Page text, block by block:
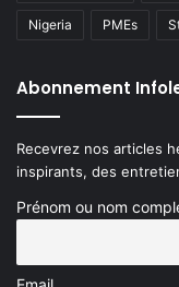
Nigeria PMEs
Abonnement
Recevrez nos articles
inspirants, des
Prénom ou nom